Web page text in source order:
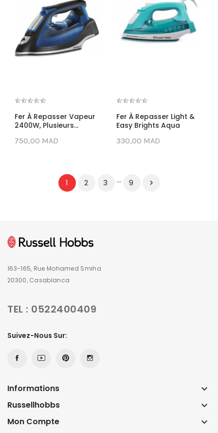
Fer À Repasser Vapeur
2400W, Plusieurs...
750,00 MAD
Fer À Repasser Light &
Easy Brights Aqua
330,00 MAD
1 2 3 … 9 
163-165, Rue Mohamed Smiha
20300, Casablanca
TEL : 0522400409
Suivez-Nous Sur:
Informations keyboard_arrow_down
Russellhobbs keyboard_arrow_down
Mon Compte keyboard_arrow_down